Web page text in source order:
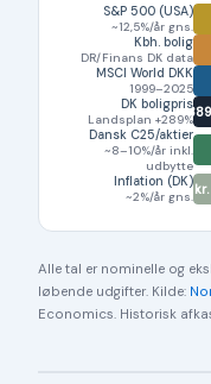
S&P 500 (USA)
~12,5%/år gns.
Kbh. bolig
DR/Finans DK data
MSCI World DKK
1999–2025
DK boligpris
Landsplan +289%
Dansk C25/aktier
~8–10%/år inkl.
udbytte
Inflation (DK)
~2%/år gns.
~181 kr.
Alle tal er nominelle og
løbende udgifter. Kilde:
Economics. Historisk